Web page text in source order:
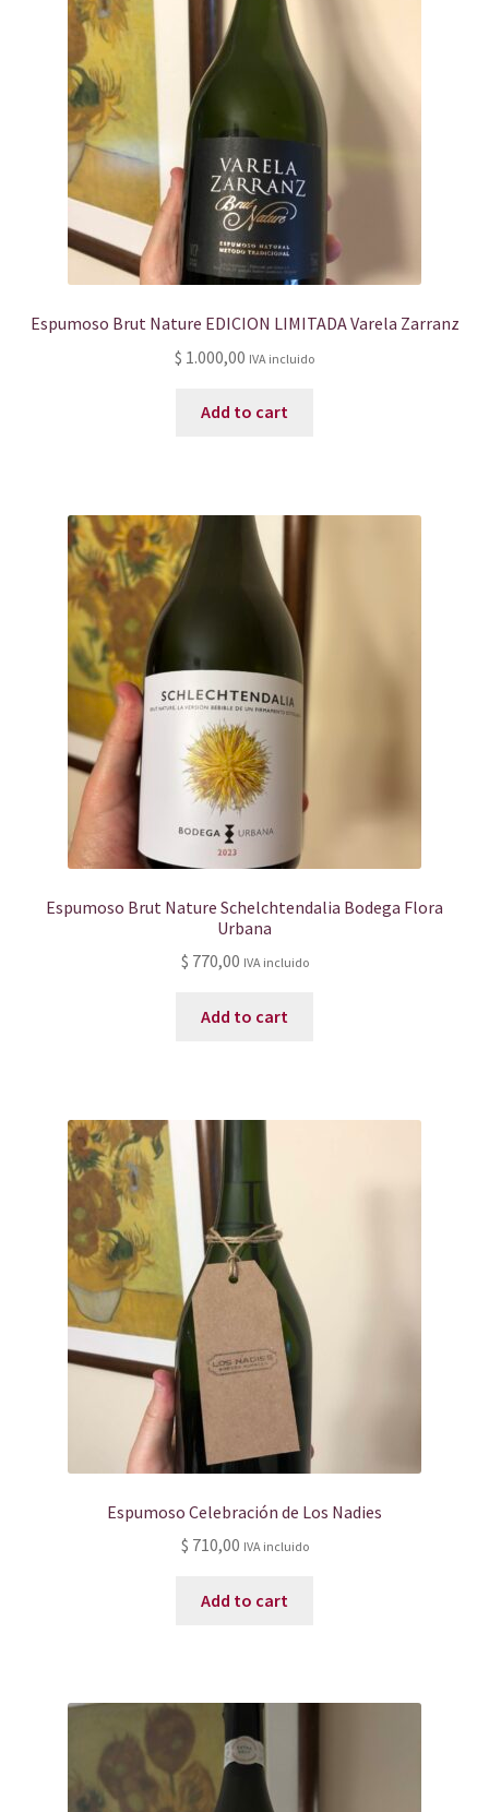
Espumoso Brut Nature EDICION LIMITADA Varela Zarranz
$ 1.000,00 IVA incluido
Add to cart
Espumoso Brut Nature Schelchtendalia Bodega Flora
Urbana
$ 770,00 IVA incluido
Add to cart
Espumoso Celebración de Los Nadies
$ 710,00 IVA incluido
Add to cart